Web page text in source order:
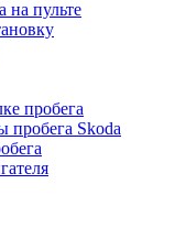
на пульте
пробега
пробега Skoda